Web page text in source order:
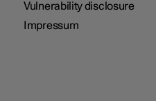
Vulnerability disclosure
Impressum